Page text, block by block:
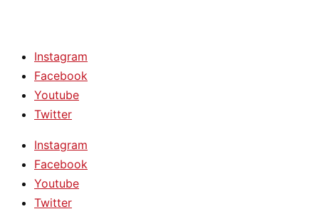
Instagram
Facebook
Youtube
Twitter
Instagram
Facebook
Youtube
Twitter